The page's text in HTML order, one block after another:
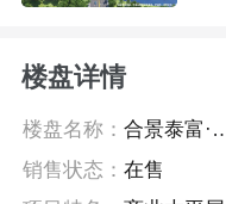
楼盘详情
楼盘名称：合景泰富·揽月臻翠府│臻橒
销售状态：在售